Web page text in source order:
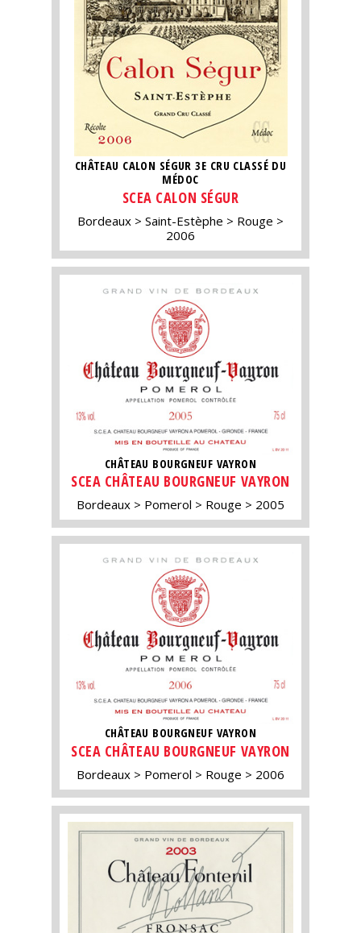
CHÂTEAU CALON SÉGUR 3E CRU CLASSÉ DU
MÉDOC
SCEA CALON SÉGUR
Bordeaux Saint-Estèphe
Rouge
2006
CHÂTEAU BOURGNEUF VAYRON
SCEA CHÂTEAU BOURGNEUF VAYRON
Bordeaux Pomerol Rouge 2005
CHÂTEAU BOURGNEUF VAYRON
SCEA CHÂTEAU BOURGNEUF VAYRON
Bordeaux Pomerol Rouge 2006